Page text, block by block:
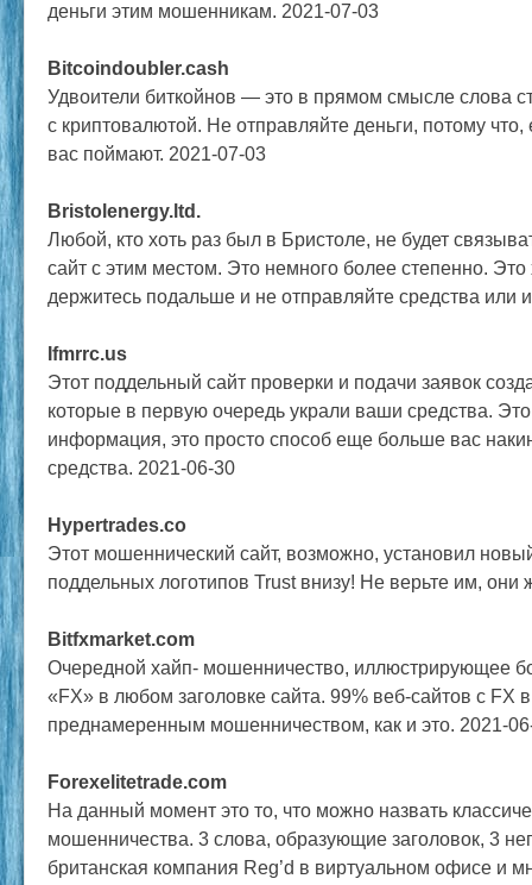
деньги этим мошенникам. 2021-07-03
Bitcoindoubler.cash
Удвоители биткойнов — это в прямом смысле слова
с криптовалютой. Не отправляйте деньги, потому
вас поймают. 2021-07-03
Bristolenergy.ltd.
Любой, кто хоть раз был в Бристоле, не будет
сайт с этим местом. Это немного более степенно.
держитесь подальше и не отправляйте средства
Ifmrrc.us
Этот поддельный сайт проверки и подачи заявок
которые в первую очередь украли ваши средства.
информация, это просто способ еще больше вас
средства. 2021-06-30
Hypertrades.co
Этот мошеннический сайт, возможно, установил
поддельных логотипов Trust внизу! Не верьте им, они
Bitfxmarket.com
Очередной хайп- мошенничество, иллюстрирующее
«FX» в любом заголовке сайта. 99% веб-сайтов с FX
преднамеренным мошенничеством, как и это. 2021-
Forexelitetrade.com
На данный момент это то, что можно назвать
мошенничества. 3 слова, образующие заголовок, 3
британская компания Reg’d в виртуальном офисе и